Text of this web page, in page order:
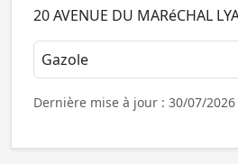
20 AVENUE DU MARéCHAL
Gazole
Dernière mise à jour : 30/07/2026